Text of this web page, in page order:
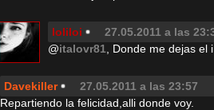
loliloi
27.05.2011 a las
@italovr81 , Donde me dejas el
Davekiller
27.05.2011 a las 23:57
Repartiendo la felicidad,alli donde voy.